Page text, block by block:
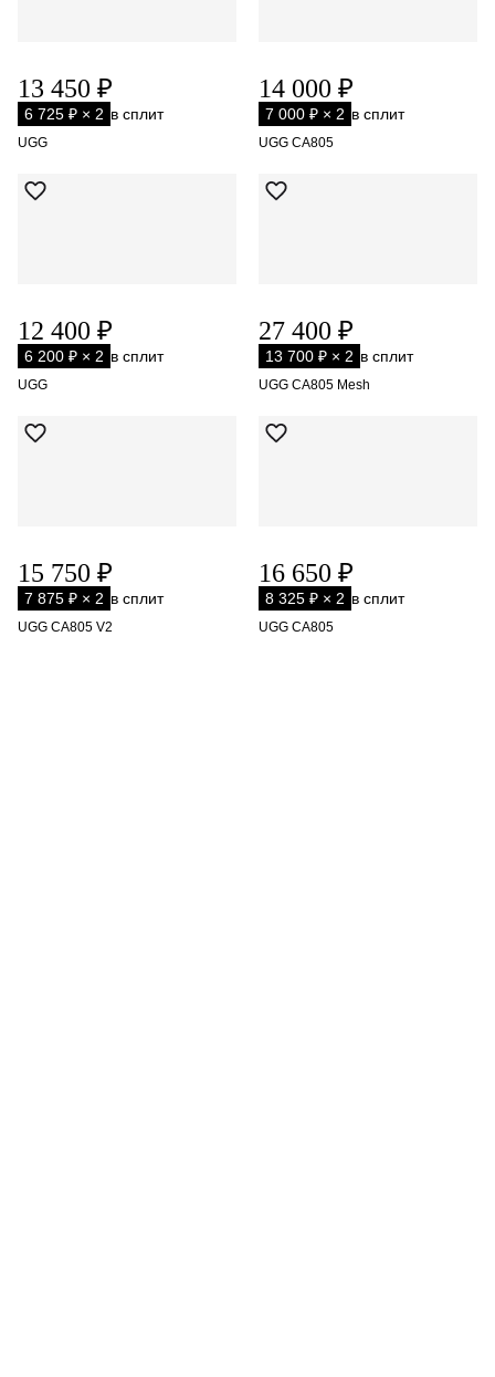
13 450 ₽
6 725 ₽ × 2 в сплит
UGG
14 000 ₽
7 000 ₽ × 2 в сплит
UGG CA805
12 400 ₽
6 200 ₽ × 2 в сплит
UGG
27 400 ₽
13 700 ₽ × 2 в сплит
UGG CA805 Mesh
15 750 ₽
7 875 ₽ × 2 в сплит
UGG CA805 V2
16 650 ₽
8 325 ₽ × 2 в сплит
UGG CA805